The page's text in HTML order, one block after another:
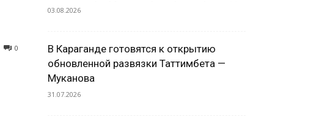
0
03.08.2026
В Караганде готовятся к открытию
обновленной развязки Таттимбета —
Муканова
31.07.2026